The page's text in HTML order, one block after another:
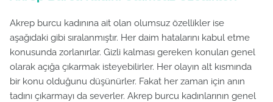
Akrep burcu kadınına ait olan olumsuz özellikler ise
aşağıdaki gibi sıralanmıştır. Her daim hatalarını kabul etme
konusunda zorlanırlar. Gizli kalması gereken konuları genel
olarak açığa çıkarmak isteyebilirler. Her olayın alt kısmında
bir konu olduğunu düşünürler. Fakat her zaman için anın
tadını çıkarmayı da severler. Akrep burcu kadınlarının genel